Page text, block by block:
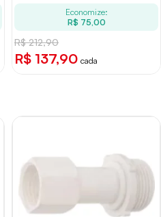
Economize:
R$ 75,00
R$ 212,90
R$ 137,90 cada